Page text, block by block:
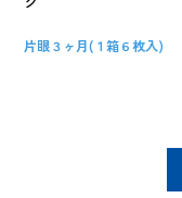
片眼３ヶ月(１箱６枚入)